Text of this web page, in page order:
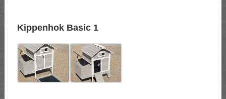
Kippenhok Basic 1